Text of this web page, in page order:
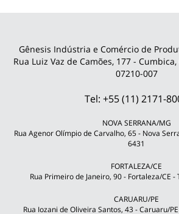
Gênesis Indústria e Comércio de
Rua Luiz Vaz de Camões, 177 -
07210-007
Tel: +55 (11) 2171-
NOVA SERRANA/MG
Rua Agenor Olímpio de Carvalho, 65 - Nova
6431
FORTALEZA/CE
Rua Primeiro de Janeiro, 90 - Fortaleza/CE -
CARUARU/PE
Rua Iozani de Oliveira Santos, 43 - Caruaru/